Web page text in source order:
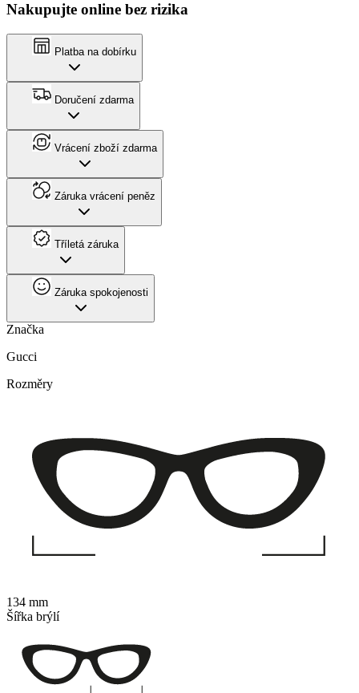
Nakupujte online bez rizika
Platba na dobírku
Doručení zdarma
Vrácení zboží zdarma
Záruka vrácení peněz
Tříletá záruka
Záruka spokojenosti
Značka
Gucci
Rozměry
134 mm
Šířka brýlí